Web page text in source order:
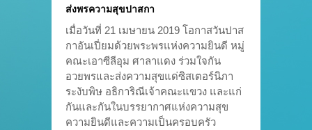
ส่งพรความสุขปาสกา
เมื่อวันที่ 21 เมษายน 2019 โอกาสวันปาส
กาอันเปี่ยมด้วยพระพรแห่งความยินดี หมู่
คณะเอาซีลีอุม ศาลาแดง ร่วมใจกัน
อวยพรและส่งความสุขแด่ซิสเตอร์นิภา
ระงับพิษ อธิการิณีเจ้าคณะแขวง และแก่
กันและกันในบรรยากาศแห่งความสุข
ความยินดีและความเป็นครอบครัว